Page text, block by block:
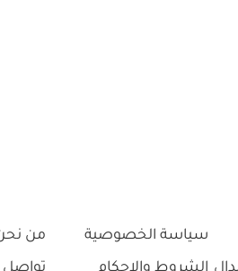
سياسة الخصوصية
من